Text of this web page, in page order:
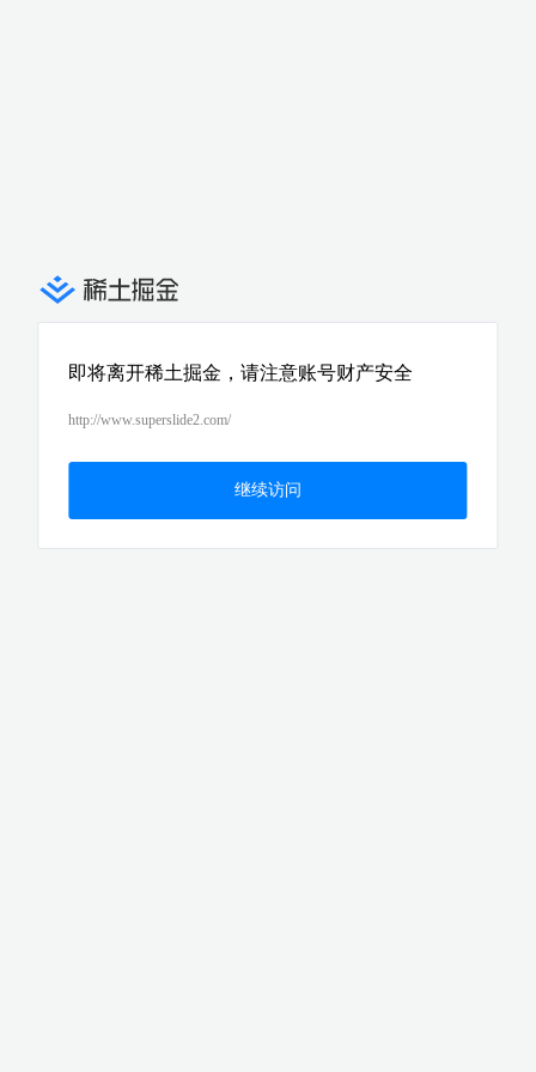
即将离开稀土掘金，请注意账号财产安全
http://www.superslide2.com/
继续访问